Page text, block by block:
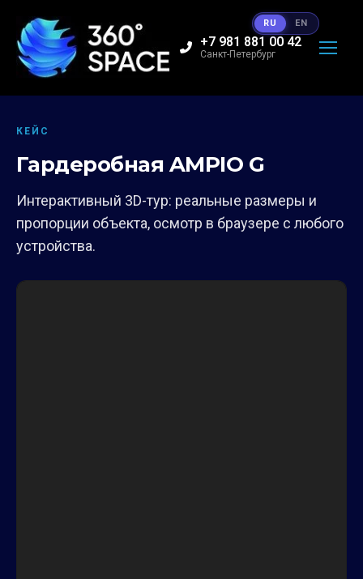
+7 981 881 00 42
Санкт-Петербург
КЕЙС
Гардеробная AMPIO G
Интерактивный 3D-тур: реальные размеры и
пропорции объекта, осмотр в браузере с любого
устройства.
RU EN